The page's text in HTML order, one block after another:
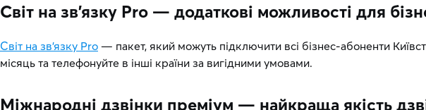
Світ на зв’язку Pro — додаткові можливості для
Світ на зв’язку Pro — пакет, який можуть підключити всі бізнес-абоненти
місяць та телефонуйте в інші країни за вигідними умовами.
Міжнародні дзвінки преміум — найкраща якість